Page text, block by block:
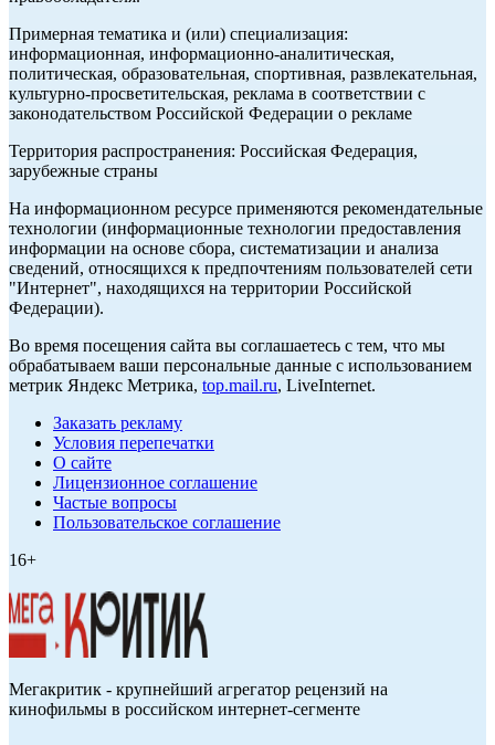
Примерная тематика и (или) специализация:
информационная, информационно-аналитическая,
политическая, образовательная, спортивная, развлекательная,
культурно-просветительская, реклама в соответствии с
законодательством Российской Федерации о рекламе
Территория распространения: Российская Федерация,
зарубежные страны
На информационном ресурсе применяются рекомендательные
технологии (информационные технологии предоставления
информации на основе сбора, систематизации и анализа
сведений, относящихся к предпочтениям пользователей сети
"Интернет", находящихся на территории Российской
Федерации).
Во время посещения сайта вы соглашаетесь с тем, что мы
обрабатываем ваши персональные данные с использованием
метрик Яндекс Метрика, top.mail.ru, LiveInternet.
Заказать рекламу
Условия перепечатки
О сайте
Лицензионное соглашение
Частые вопросы
Пользовательское соглашение
16+
Мегакритик - крупнейший агрегатор рецензий на
кинофильмы в российском интернет-сегменте